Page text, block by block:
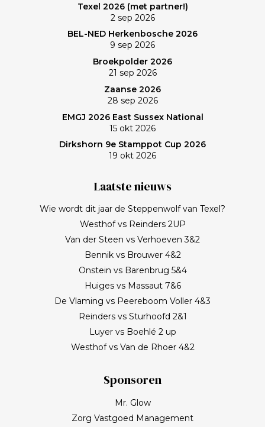
Texel 2026 (met partner!)
2 sep 2026
BEL-NED Herkenbosche 2026
9 sep 2026
Broekpolder 2026
21 sep 2026
Zaanse 2026
28 sep 2026
EMGJ 2026 East Sussex National
15 okt 2026
Dirkshorn 9e Stamppot Cup 2026
19 okt 2026
Laatste nieuws
Wie wordt dit jaar de Steppenwolf van Texel?
Westhof vs Reinders 2UP
Van der Steen vs Verhoeven 3&2
Bennik vs Brouwer 4&2
Onstein vs Barenbrug 5&4
Huiges vs Massaut 7&6
De Vlaming vs Peereboom Voller 4&3
Reinders vs Sturhoofd 2&1
Luyer vs Boehlé 2 up
Westhof vs Van de Rhoer 4&2
Sponsoren
Mr. Glow
Zorg Vastgoed Management